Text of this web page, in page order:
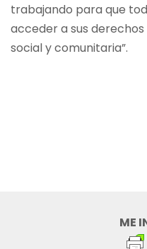
trabajando para que
acceder a sus derechos
social y comunitaria”.